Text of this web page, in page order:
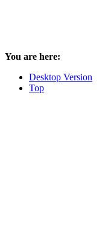
You are here:
Desktop Version
Top